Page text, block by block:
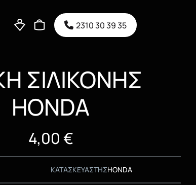
2310 30 39 35
ΣΙΛΙΚΟΝΗΣ
HONDA
4,00 €
ΚΑΤΑΣΚΕΥΑΣΤΗΣHONDA